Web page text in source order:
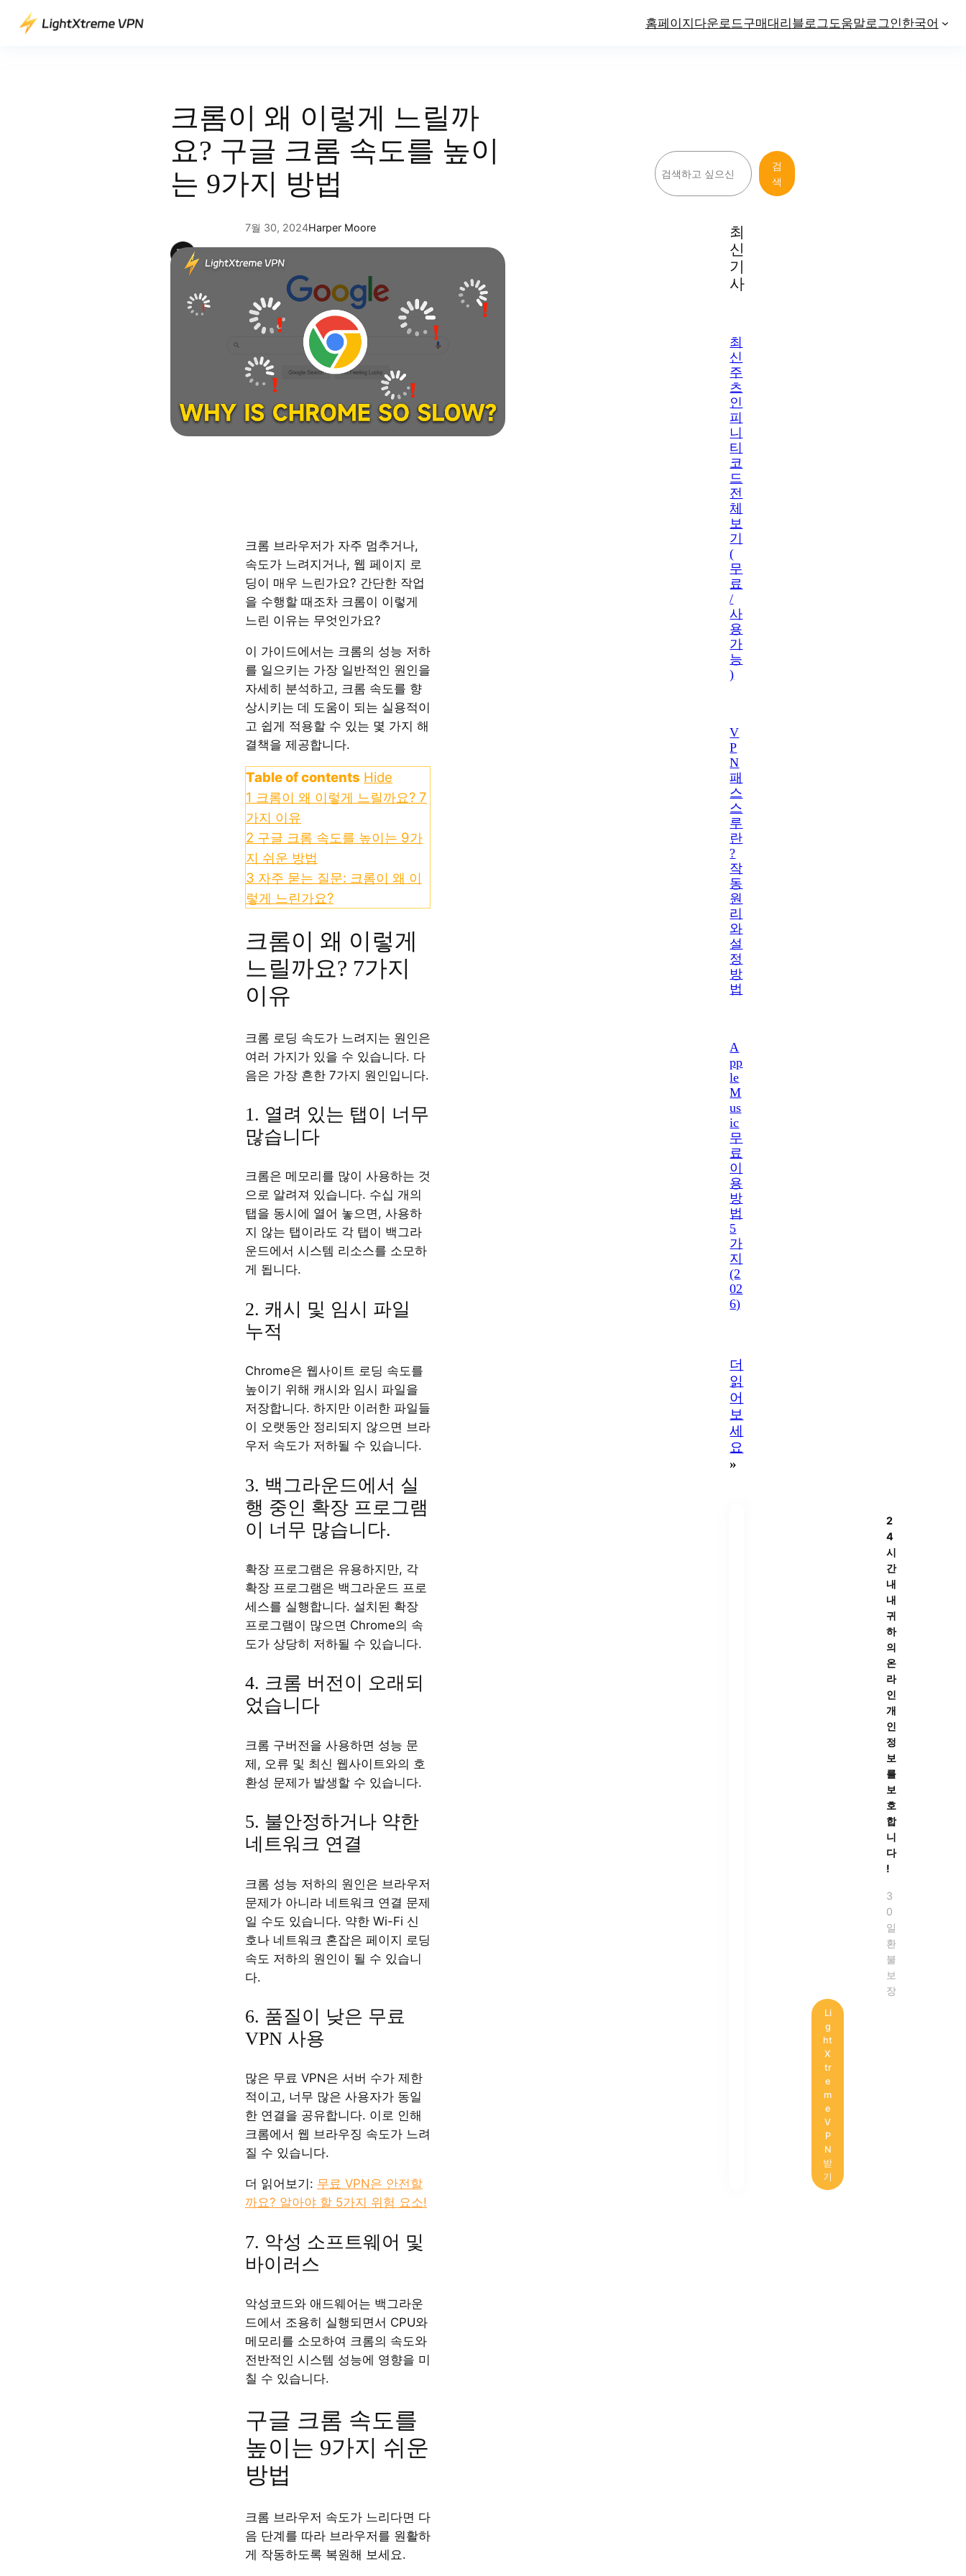
홈페이지다운로드구매대리블로그 도움말로그인한국어
크롬이 왜 이렇게 느릴까
요? 구글 크롬 속도를 높이
는 9가지 방법
7월 30, 2024Harper Moore
크롬 브라우저가 자주 멈추거나,
속도가 느려지거나, 웹 페이지 로
딩이 매우 느린가요? 간단한 작업
을 수행할 때조차 크롬이 이렇게
느린 이유는 무엇인가요?
이 가이드에서는 크롬의 성능 저하
를 일으키는 가장 일반적인 원인을
자세히 분석하고, 크롬 속도를 향
상시키는 데 도움이 되는 실용적이
고 쉽게 적용할 수 있는 몇 가지 해
결책을 제공합니다.
Table of contents Hide
1 크롬이 왜 이렇게 느릴까요? 7
가지 이유
2 구글 크롬 속도를 높이는 9가
지 쉬운 방법
3 자주 묻는 질문: 크롬이 왜 이
렇게 느린가요?
크롬이 왜 이렇게
느릴까요? 7가지
이유
크롬 로딩 속도가 느려지는 원인은
여러 가지가 있을 수 있습니다. 다
음은 가장 흔한 7가지 원인입니다.
1. 열려 있는 탭이 너무
많습니다
크롬은 메모리를 많이 사용하는 것
으로 알려져 있습니다. 수십 개의
탭을 동시에 열어 놓으면, 사용하
지 않는 탭이라도 각 탭이 백그라
운드에서 시스템 리소스를 소모하
게 됩니다.
2. 캐시 및 임시 파일
누적
Chrome은 웹사이트 로딩 속도를
높이기 위해 캐시와 임시 파일을
저장합니다. 하지만 이러한 파일들
이 오랫동안 정리되지 않으면 브라
우저 속도가 저하될 수 있습니다.
3. 백그라운드에서 실
행 중인 확장 프로그램
이 너무 많습니다.
확장 프로그램은 유용하지만, 각
확장 프로그램은 백그라운드 프로
세스를 실행합니다. 설치된 확장
프로그램이 많으면 Chrome의 속
도가 상당히 저하될 수 있습니다.
4. 크롬 버전이 오래되
었습니다
크롬 구버전을 사용하면 성능 문
제, 오류 및 최신 웹사이트와의 호
환성 문제가 발생할 수 있습니다.
5. 불안정하거나 약한
네트워크 연결
크롬 성능 저하의 원인은 브라우저
문제가 아니라 네트워크 연결 문제
일 수도 있습니다. 약한 Wi-Fi 신
호나 네트워크 혼잡은 페이지 로딩
속도 저하의 원인이 될 수 있습니
다.
6. 품질이 낮은 무료
VPN 사용
많은 무료 VPN은 서버 수가 제한
적이고, 너무 많은 사용자가 동일
한 연결을 공유합니다. 이로 인해
크롬에서 웹 브라우징 속도가 느려
질 수 있습니다.
더 읽어보기: 무료 VPN은 안전할
까요? 알아야 할 5가지 위험 요소!
7. 악성 소프트웨어 및
바이러스
악성코드와 애드웨어는 백그라운
드에서 조용히 실행되면서 CPU와
메모리를 소모하여 크롬의 속도와
전반적인 시스템 성능에 영향을 미
칠 수 있습니다.
구글 크롬 속도를
높이는 9가지 쉬운
방법
크롬 브라우저 속도가 느리다면 다
음 단계를 따라 브라우저를 원활하
게 작동하도록 복원해 보세요.
검
색
검
색
최
신
기
사
최
신
주
츠
인
피
니
티
코
드
전
체
보
기
(
무
료
/
사
용
가
능
)
V
P
N
패
스
스
루
란
?
작
동
원
리
와
설
정
방
법
A
pp
le
M
us
ic
무
료
이
용
방
법
5
가
지
(2
02
6)
더
읽
어
보
세
요
»
2
4
시
간
내
내
귀
하
의
온
라
인
개
인
정
보
를
보
호
합
니
다
!
3
0
일
환
불
보
장
Li
g
ht
X
tr
e
m
e
V
P
N
받
기